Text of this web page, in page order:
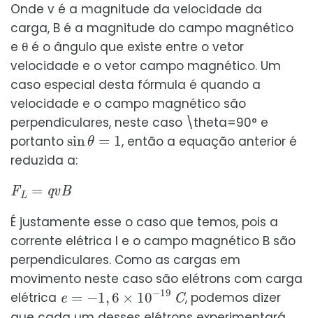
Onde v é a magnitude da velocidade da
carga, B é a magnitude do campo magnético
e θ é o ângulo que existe entre o vetor
velocidade e o vetor campo magnético. Um
caso especial desta fórmula é quando a
velocidade e o campo magnético são
perpendiculares, neste caso \theta=90° e
portanto
sinθ=1
, então a equação anterior é
reduzida a:
FL
É justamente esse o caso que temos, pois a
corrente elétrica I e o campo magnético B são
perpendiculares. Como as cargas em
movimento neste caso são elétrons com carga
elétrica
e=−1,6×10−19 C
, podemos dizer